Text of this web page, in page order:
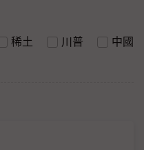
稀土 川普 中國